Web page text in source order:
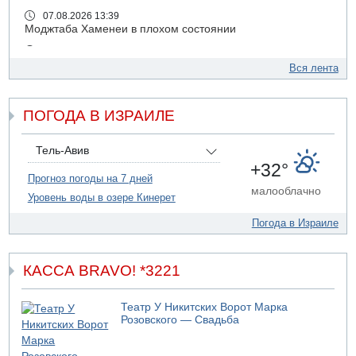
07.08.2026 13:39
Моджтаба Хаменеи в плохом состоянии
свадьбу
07.08.2026 11:05
Саудовская Аравия опасается нападения хуситов и
иракских ополченцев
07.08.2026 08:29
В Бат-Яме утонул мужчина
07.08.2026 08:29
Стрельба в школе Таиланда
Недалеко от Бейт-Шемеша погиб велосипедист
07.08.2026 06:24
Саудовская Аравия сообщает о нападении хуситов
06.08.2026 13:43
И еще иранские агенты
06.08.2026 13:13
Арестованы двое подозреваемых в стрельбе по
электрической компании
Вся лента
ПОГОДА В ИЗРАИЛЕ
Тель-Авив
Прогноз погоды на 7 дней
Уровень воды в озере Кинерет
+32°
малооблачно
Погода в Израиле
КАССА BRAVO! *3221
Театр У Никитских Ворот Марка
Розовского — Свадьба